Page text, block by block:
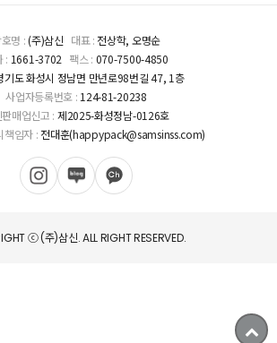
호명 :(주)삼신 대표 : 전상학, 오명순
: 1661-3702 팩스 : 070-7500-4850
기도 화성시 정남면 만년로98번길 47, 1층
사업자등록번호 : 124-81-20238
매업신고 : 제2025-화성정남-0126호
책임자 : 전대훈(happypack@samsinss.com)
ⓒ (주)삼신. ALL RIGHT RESERVED.